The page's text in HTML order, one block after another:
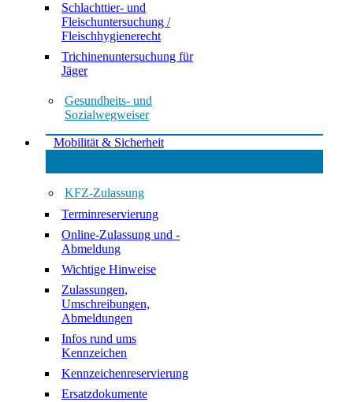
Schlachttier- und
Fleischuntersuchung /
Fleischhygienerecht
Trichinenuntersuchung für
Jäger
Gesundheits- und
Sozialwegweiser
Mobilität & Sicherheit
KFZ-Zulassung
Terminreservierung
Online-Zulassung und -
Abmeldung
Wichtige Hinweise
Zulassungen,
Umschreibungen,
Abmeldungen
Infos rund ums
Kennzeichen
Kennzeichenreservierung
Ersatzdokumente